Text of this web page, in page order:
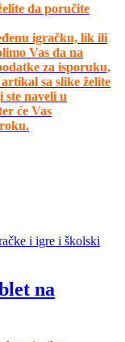
da poručite
igračku, lik ili
Vas da na
za isporuku,
sa slike želite
naveli u
će Vas
i igre i školski
na